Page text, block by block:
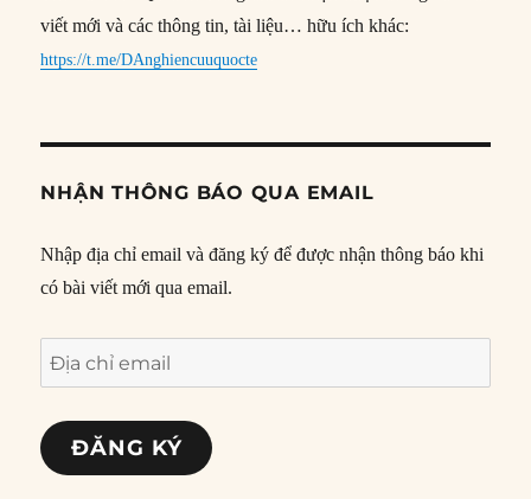
viết mới và các thông tin, tài liệu… hữu ích khác:
https://t.me/DAnghiencuuquocte
NHẬN THÔNG BÁO QUA EMAIL
Nhập địa chỉ email và đăng ký để được nhận thông báo khi
có bài viết mới qua email.
Địa
chỉ
email
ĐĂNG KÝ